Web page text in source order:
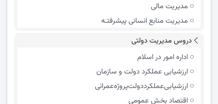
مدیریت مالی
مدیریت منابع انسانی پیشرفتـه
دروس مدیریت دولتی
اداره امور در اسلام
ارزشیابی عملکرد دولت و سازمان
ارزشیابی‌عملکرد‌دولت‌پروژه‌عمرانی
اقتصاد بخش عمومی